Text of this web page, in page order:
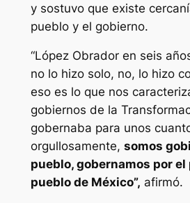
y sostuvo que existe
pueblo y el gobierno.
“López Obrador en seis
no lo hizo solo, no, lo hizo
eso es lo que nos
gobiernos de la
gobernaba para unos
orgullosamente, somos
pueblo, gobernamos por el
pueblo de México”, afirmó.